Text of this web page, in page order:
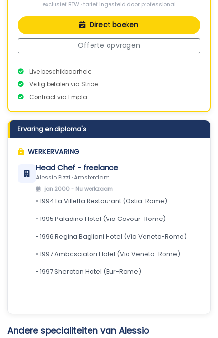
exclusief BTW · tarief ingesteld door professional
Direct boeken
Offerte opvragen
Live beschikbaarheid
Veilig betalen via Stripe
Contract via Empla
Ervaring en diploma's
WERKERVARING
Head Chef - freelance
Alessio Pizzi · Amsterdam
jan 2000 - Nu werkzaam
• 1994 La Villetta Restaurant (Ostia-Rome)
• 1995 Paladino Hotel (Via Cavour-Rome)
• 1996 Regina Baglioni Hotel (Via Veneto-Rome)
• 1997 Ambasciatori Hotel (Via Veneto-Rome)
• 1997 Sheraton Hotel (Eur-Rome)
Andere specialiteiten van Alessio